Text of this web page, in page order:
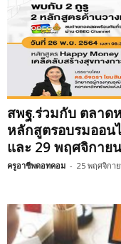
สพฐ.ร่วมกับ ตลาด
หลักสูตรอบรมออน
และ 29 พฤศจิกาย
ครูอาชีพดอทคอม - 25 พฤศจิกา